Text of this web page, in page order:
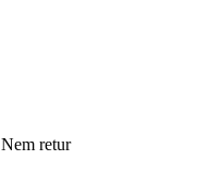
Nem retur